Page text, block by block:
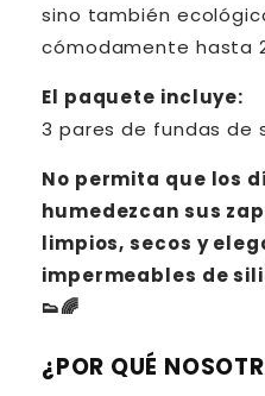
sino también
cómodamente hasta
El paquete incluye:
3 pares de fundas de
No permita que los
humedezcan sus
limpios, secos y
impermeables de
👟🌈
¿POR QUÉ